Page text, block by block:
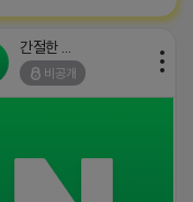
비공개